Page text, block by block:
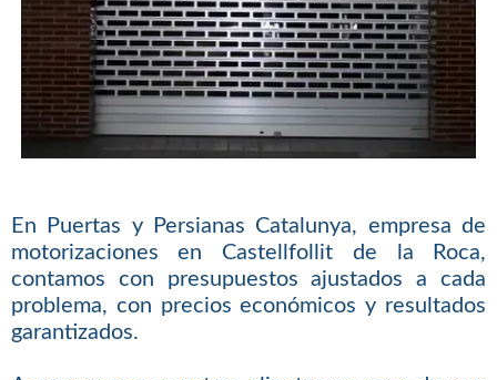
En Puertas y Persianas Catalunya, empresa de
motorizaciones en Castellfollit de la Roca,
contamos con presupuestos ajustados a cada
problema, con precios económicos y resultados
garantizados.